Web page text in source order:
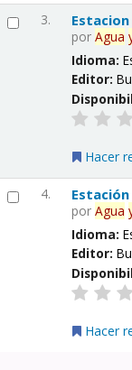
3.
porAgua
Idioma:
Editor:
Hacer
4.
porAgua
Idioma:
Editor:
Hacer